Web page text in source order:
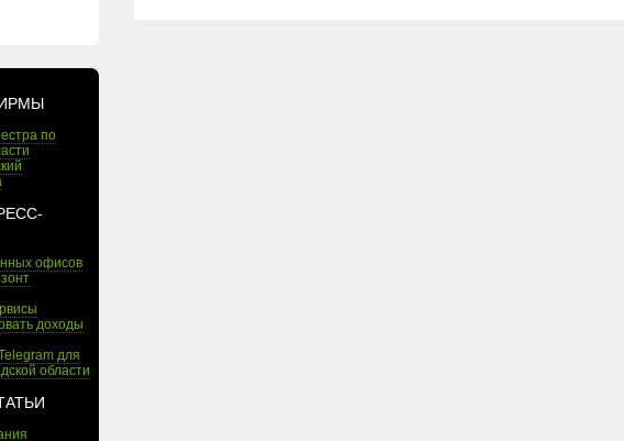
по
офисов
доходы
для
области